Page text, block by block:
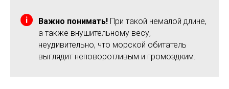
Важно понимать! При такой немалой длине,
а также внушительному весу,
неудивительно, что морской обитатель
выглядит неповоротливым и громоздким.